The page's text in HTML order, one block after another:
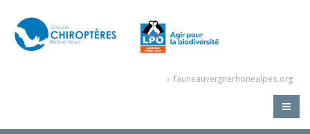
fauneauvergnerhonealpes.org